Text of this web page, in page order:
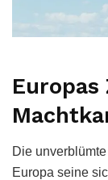
Die
Europa seine